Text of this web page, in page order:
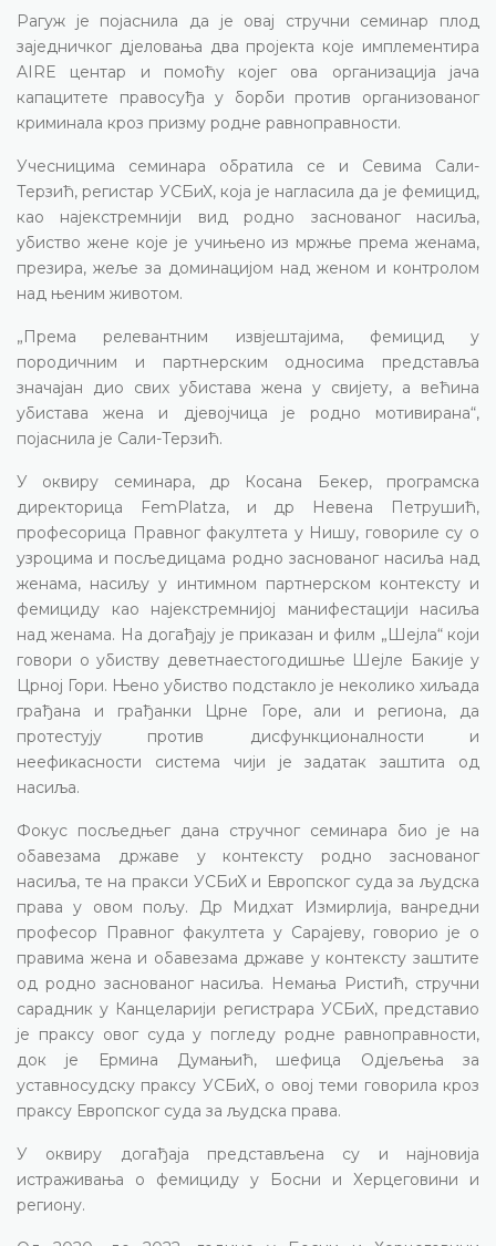
Рагуж је појаснила да је овај стручни семинар плод
заједничког дјеловања два пројекта које имплементира
AIRE центар и помоћу којег ова организација јача
капацитете правосуђа у борби против организованог
криминала кроз призму родне равноправности.
Учесницима семинара обратила се и Севима Сали-
Терзић, регистар УСБиХ, која је нагласила да је фемицид,
као најекстремнији вид родно заснованог насиља,
убиство жене које је учињено из мржње према женама,
презира, жеље за доминацијом над женом и контролом
над њеним животом.
„Према релевантним извјештајима, фемицид у
породичним и партнерским односима представља
значајан дио свих убистава жена у свијету, а већина
убистава жена и дјевојчица је родно мотивирана“,
појаснила је Сали-Терзић.
У оквиру семинара, др Косана Бекер, програмска
директорица FemPlatza, и др Невена Петрушић,
професорица Правног факултета у Нишу, говориле су о
узроцима и посљедицама родно заснованог насиља над
женама, насиљу у интимном партнерском контексту и
фемициду као најекстремнијој манифестацији насиља
над женама. На догађају је приказан и филм „Шејла“ који
говори о убиству деветнаестогодишње Шејле Бакије у
Црној Гори. Њено убиство подстакло је неколико хиљада
грађана и грађанки Црне Горе, али и региона, да
протестују против дисфункционалности и
неефикасности система чији је задатак заштита од
насиља.
Фокус посљедњег дана стручног семинара био је на
обавезама државе у контексту родно заснованог
насиља, те на пракси УСБиХ и Европског суда за људска
права у овом пољу. Др Мидхат Измирлија, ванредни
професор Правног факултета у Сарајеву, говорио је о
правима жена и обавезама државе у контексту заштите
од родно заснованог насиља. Немања Ристић, стручни
сарадник у Канцеларији регистрара УСБиХ, представио
је праксу овог суда у погледу родне равноправности,
док је Ермина Думањић, шефица Одјељења за
уставносудску праксу УСБиХ, о овој теми говорила кроз
праксу Европског суда за људска права.
У оквиру догађаја представљена су и најновија
истраживања о фемициду у Босни и Херцеговини и
региону.